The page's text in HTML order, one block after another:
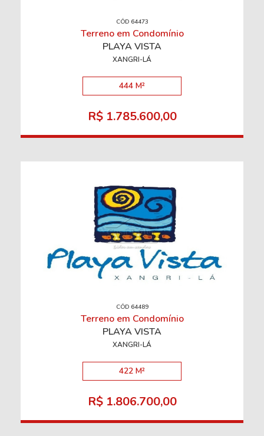
CÓD 64473
Terreno em Condomínio
PLAYA VISTA
XANGRI-LÁ
444 M²
R$ 1.785.600,00
CÓD 64489
Terreno em Condomínio
PLAYA VISTA
XANGRI-LÁ
422 M²
R$ 1.806.700,00